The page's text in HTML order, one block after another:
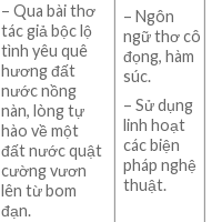
– Qua bài thơ
tác giả bộc lộ
tình yêu quê
hương đất
nước nồng
nàn, lòng tự
hào về một
đất nước quật
cường vươn
lên từ bom
đạn.
– Ngôn
ngữ thơ cô
đọng, hàm
súc.
– Sử dụng
linh hoạt
các biện
pháp nghệ
thuật.